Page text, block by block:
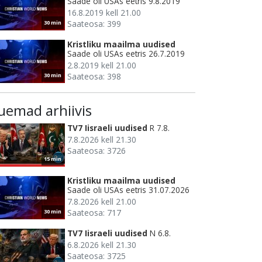
30 min
16.8.2019 kell 21.00
Saateosa: 399
30 min
Kristliku maailma uudised
Saade oli USAs eetris 26.7.2019
2.8.2019 kell 21.00
Saateosa: 398
arhiivis
15 min
TV7 Iisraeli uudised R 7.8.
7.8.2026 kell 21.30
Saateosa: 3726
30 min
Kristliku maailma uudised
Saade oli USAs eetris 31.07.2026
7.8.2026 kell 21.00
Saateosa: 717
TV7 Iisraeli uudised N 6.8.
6.8.2026 kell 21.30
Saateosa: 3725